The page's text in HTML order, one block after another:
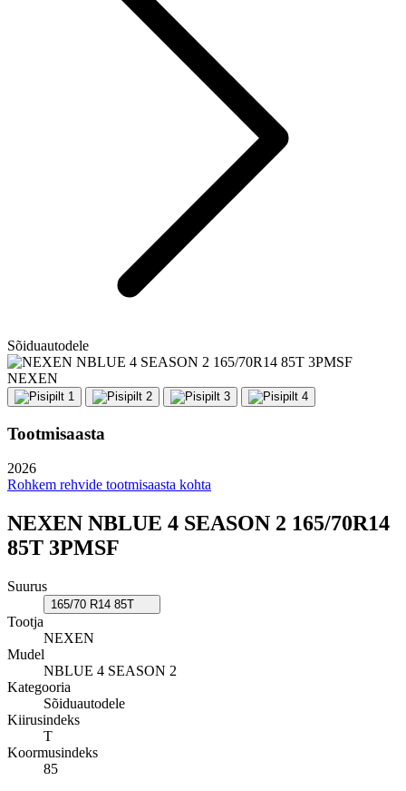
Sõiduautodele
NEXEN
Tootmisaasta
2026
Rohkem rehvide tootmisaasta kohta
NEXEN NBLUE 4 SEASON 2 165/70R14
85T 3PMSF
Suurus
165/70 R14 85T
Tootja
NEXEN
Mudel
NBLUE 4 SEASON 2
Kategooria
Sõiduautodele
Kiirusindeks
T
Koormusindeks
85